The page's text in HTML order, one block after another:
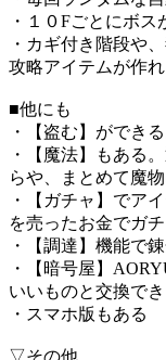
・１０Fごとにボ
・カギ付き階段や
攻略アイテムが作れ
■他にも
・【盗む】ができ
・【魔法】もある
らや、まとめて魔
・【ガチャ】でア
を売ったお金でガチ
・【調達】機能で
・【暗号屋】
いいものと交換でき
・スマホ版もある
▽その他